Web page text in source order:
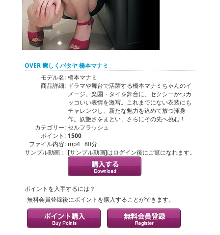
OVER 癒しくパタヤ 橋本マナミ
モデル名: 橋本マナミ
商品詳細: ドラマや舞台で活躍する橋本マナミちゃんのイ
メージ。楽園・タイを舞台に、セクシーかつカ
ッコいい表情を激写。これまでにない衣装にも
チャレンジし、新たな魅力を込めて放つ渾身
作。妖艶さをまとい、さらにその先へ挑む！
カテゴリー: セルフラッシュ
ポイント: 1500
ファイル内容: mp4 80分
サンプル動画： [サンプル動画]はログイン後にご覧になれます。
ポイントを入手するには？
無料会員登録後にポイントを購入することができます。